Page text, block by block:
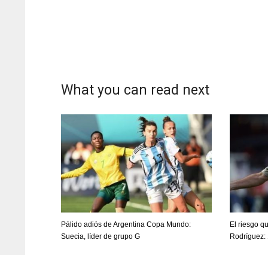
22
What you can read next
Pálido adiós de Argentina Copa Mundo:
Suecia, líder de grupo G
El riesgo
Rodríguez: